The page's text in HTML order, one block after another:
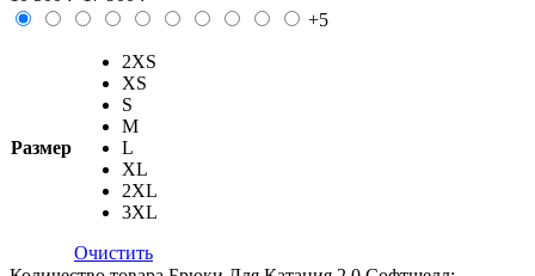
+5
Размер
2XS
XS
S
M
L
XL
2XL
3XL
Очистить